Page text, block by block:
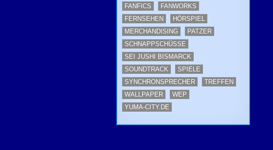
FANFICS
FANWORKS
FERNSEHEN
HÖRSPIEL
MERCHANDISING
PATZER
SCHNAPPSCHÜSSE
SEI JUSHI BISMARCK
SOUNDTRACK
SPIELE
SYNCHRONSPRECHER
TREFFEN
WALLPAPER
WEP
YUMA-CITY.DE